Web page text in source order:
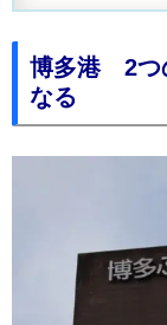
博多港 2つ
なる